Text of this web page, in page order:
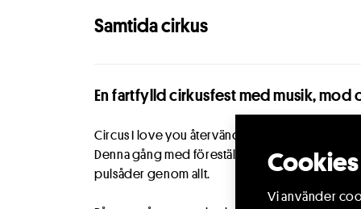
Vi använder
Samtida cirkus
En fartfylld cirkusfest med musik, mod
Circus I love you återvänder efter succén med
Denna gång med föreställningenI Love You Two
pulsåder genom allt.